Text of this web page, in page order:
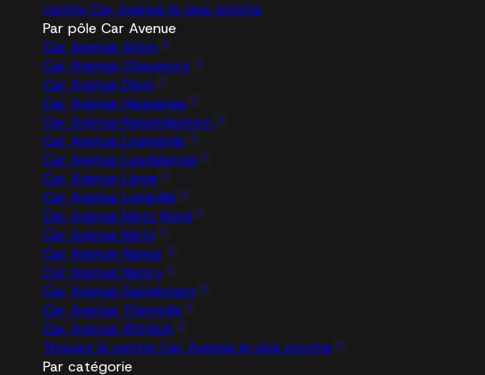
centre Car Avenue le plus proche
Par pôle Car Avenue
Car Avenue Arlon
Car Avenue Chaumont
Car Avenue Dijon
Car Avenue Haguenau
Car Avenue Kaiserslautern
Car Avenue Lesménils
Car Avenue Leudelange
Car Avenue Liege
Car Avenue Lunéville
Car Avenue Metz Nord
Car Avenue Metz
Car Avenue Namur
Car Avenue Nancy
Car Avenue Sarrebourg
Car Avenue Thionville
Car Avenue Wittlich
Trouvez le centre Car Avenue le plus proche
Par catégorie